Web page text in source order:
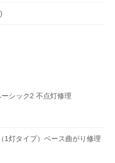
ーシック2 不点灯修理
1灯タイプ）ベース曲がり修理